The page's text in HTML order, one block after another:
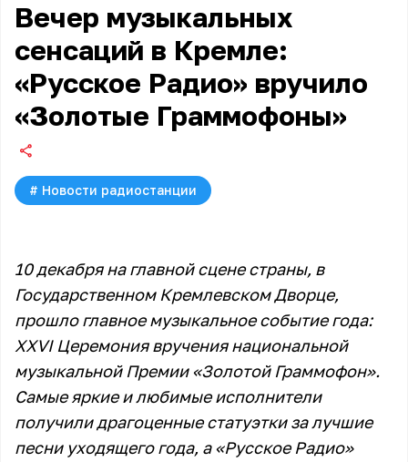
Вечер музыкальных
сенсаций в Кремле:
«Русское Радио» вручило
«Золотые Граммофоны»
# Новости радиостанции
10 декабря на главной сцене страны, в
Государственном Кремлевском Дворце,
прошло главное музыкальное событие года:
XXVI Церемония вручения национальной
музыкальной Премии «Золотой Граммофон».
Самые яркие и любимые исполнители
получили драгоценные статуэтки за лучшие
песни уходящего года, а «Русское Радио»